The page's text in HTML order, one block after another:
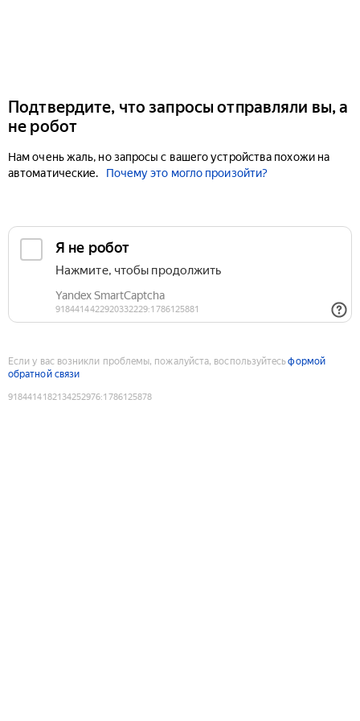
Подтвердите, что запросы отправляли вы, а
не робот
Нам очень жаль, но запросы с вашего устройства похожи на
автоматические.
Почему это могло произойти?
Если у вас возникли проблемы, пожалуйста, воспользуйтесьформой
обратной связи
9184414182134252976:1786125878